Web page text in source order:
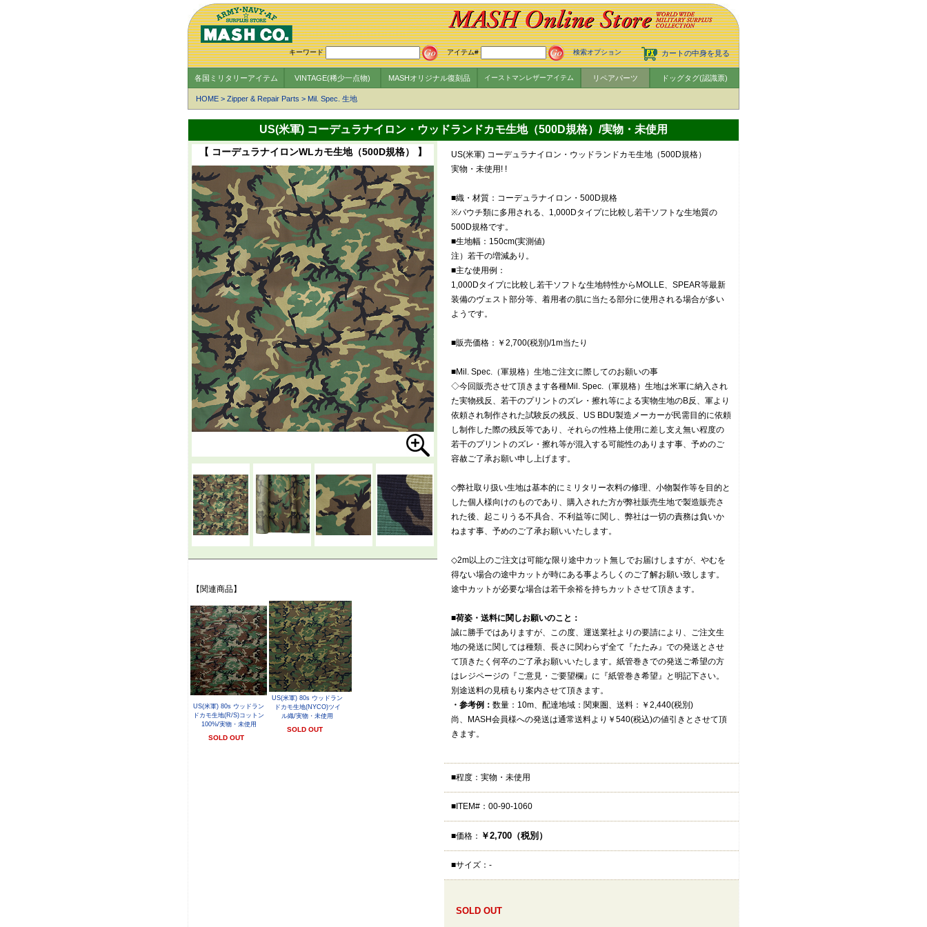
カートの中身を見る
キーワード アイテム# 検索オプション
各国ミリタリーアイテム VINTAGE(稀少一点物) MASHオリジナル復刻品 イーストマンレザーアイテム リペアパーツ ドッグタグ(認識票)
HOME > Zipper & Repair Parts > Mil. Spec. 生地
US(米軍) コーデュラナイロン・ウッドランドカモ生地（500D規格）/実物・未使用
【 コーデュラナイロンWLカモ生地（500D規格） 】
【関連商品】
US(米軍) 80s ウッドラン
ドカモ生地(R/S)コットン
100%/実物・未使用
SOLD OUT
US(米軍) 80s ウッドラン
ドカモ生地(NYCO)ツイ
ル織/実物・未使用
SOLD OUT
US(米軍) コーデュラナイロン・ウッドランドカモ生地（500D規格）
実物・未使用! !
■織・材質：コーデュラナイロン・500D規格
※パウチ類に多用される、1,000Dタイプに比較し若干ソフトな生地質の
500D規格です。
■生地幅：150cm(実測値)
注）若干の増減あり。
■主な使用例：
1,000Dタイプに比較し若干ソフトな生地特性からMOLLE、SPEAR等最新
装備のヴェスト部分等、着用者の肌に当たる部分に使用される場合が多い
ようです。
■販売価格：￥2,700(税別)/1m当たり
■Mil. Spec.（軍規格）生地ご注文に際してのお願いの事
◇今回販売させて頂きます各種Mil. Spec.（軍規格）生地は米軍に納入され
た実物残反、若干のプリントのズレ・擦れ等による実物生地のB反、軍より
依頼され制作された試験反の残反、US BDU製造メーカーが民需目的に依頼
し制作した際の残反等であり、それらの性格上使用に差し支え無い程度の
若干のプリントのズレ・擦れ等が混入する可能性のあります事、予めのご
容赦ご了承お願い申し上げます。
◇弊社取り扱い生地は基本的にミリタリー衣料の修理、小物製作等を目的と
した個人様向けのものであり、購入された方が弊社販売生地で製造販売さ
れた後、起こりうる不具合、不利益等に関し、弊社は一切の責務は負いか
ねます事、予めのご了承お願いいたします。
◇2m以上のご注文は可能な限り途中カット無しでお届けしますが、やむを
得ない場合の途中カットが時にある事よろしくのご了解お願い致します。
途中カットが必要な場合は若干余裕を持ちカットさせて頂きます。
■荷姿・送料に関しお願いのこと：
誠に勝手ではありますが、この度、運送業社よりの要請により、ご注文生
地の発送に関しては種類、長さに関わらず全て『たたみ』での発送とさせ
て頂きたく何卒のご了承お願いいたします。紙管巻きでの発送ご希望の方
はレジページの『ご意見・ご要望欄』に『紙管巻き希望』と明記下さい。
別途送料の見積もり案内させて頂きます。
・参考例： 数量：10m、配達地域：関東圏、送料：￥2,440(税別)
尚、MASH会員様への発送は通常送料より￥540(税込)の値引きとさせて頂
きます。
■程度：実物・未使用
■ITEM#：00-90-1060
■価格： ￥2,700（税別）
■サイズ：-
SOLD OUT